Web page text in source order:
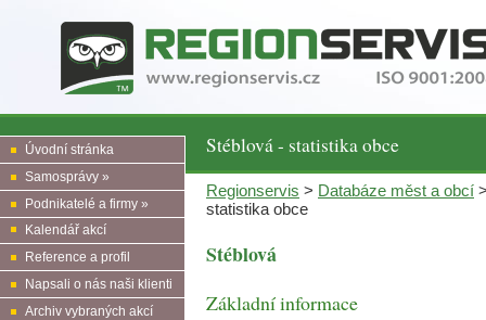
Stéblová - statistika obce
Úvodní stránka
Samosprávy »
Podnikatelé a firmy »
Kalendář akcí
Reference a profil
Napsali o nás naši klienti
Archiv vybraných akcí
Regionservis > Databáze měst a obcí
statistika obce
Stéblová
Základní informace